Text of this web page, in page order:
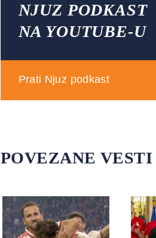
NJUZ PODKAST
NA YOUTUBE-U
Prati Njuz podkast
POVEZANE VESTI